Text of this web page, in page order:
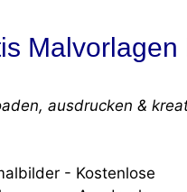
Malvorlagen
ausdrucken &